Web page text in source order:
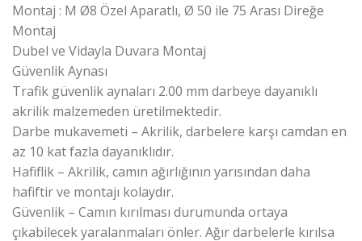
Montaj : M Ø8 Özel Aparatlı, Ø 50 ile 75 Arası Direğe
Montaj
Dubel ve Vidayla Duvara Montaj
Güvenlik Aynası
Trafik güvenlik aynaları 2.00 mm darbeye dayanıklı
akrilik malzemeden üretilmektedir.
Darbe mukavemeti – Akrilik, darbelere karşı camdan en
az 10 kat fazla dayanıklıdır.
Hafiflik – Akrilik, camın ağırlığının yarısından daha
hafiftir ve montajı kolaydır.
Güvenlik – Camın kırılması durumunda ortaya
çıkabilecek yaralanmaları önler. Ağır darbelerle kırılsa